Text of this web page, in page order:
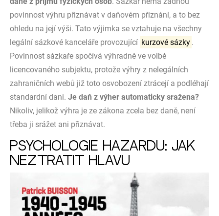
povinnost výhru přiznávat v daňovém přiznání, a to bez
ohledu na její výši. Tato výjimka se vztahuje na všechny
legální sázkové kanceláře provozující kurzové sázky .
Povinnost sázkaře spočívá výhradně ve volbě
licencovaného subjektu, protože výhry z nelegálních
zahraničních webů již toto osvobození ztrácejí a podléhají
standardní dani. Je daň z výher automaticky sražena?
Nikoliv, jelikož výhra je ze zákona zcela bez daně, není
třeba ji srážet ani přiznávat.
Psychologie hazardu: Jak
neztratit hlavu